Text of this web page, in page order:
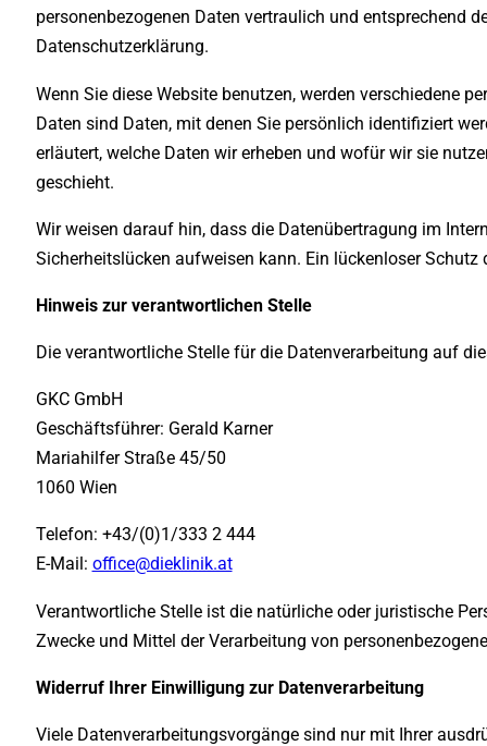
personenbezogenen Daten vertraulich und entsprechend
Datenschutzerklärung.
Wenn Sie diese Website benutzen, werden verschiedene
Daten sind Daten, mit denen Sie persönlich identifiziert
erläutert, welche Daten wir erheben und wofür wir sie
geschieht.
Wir weisen darauf hin, dass die Datenübertragung im
Sicherheitslücken aufweisen kann. Ein lückenloser
Hinweis zur verantwortlichen Stelle
Die verantwortliche Stelle für die Datenverarbeitung auf
GKC GmbH
Geschäftsführer: Gerald Karner
Mariahilfer Straße 45/50
1060 Wien
Telefon: +43/(0)1/333 2 444
E-Mail: office@dieklinik.at
Verantwortliche Stelle ist die natürliche oder juristische
Zwecke und Mittel der Verarbeitung von
Widerruf Ihrer Einwilligung zur Datenverarbeitung
Viele Datenverarbeitungsvorgänge sind nur mit Ihrer